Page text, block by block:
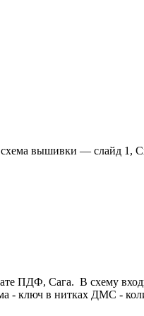
ПДФ, Сага. В схему
- ключ в нитках ДМС -